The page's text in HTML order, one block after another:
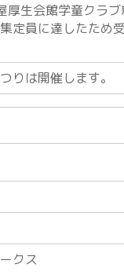
生会館学童クラブ
定員に達したため
りは開催します。
クス